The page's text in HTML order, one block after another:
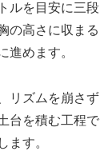
ルを目安に三段
の高さに収まる
進めます。
リズムを崩さず
台を積む工程で
ます。